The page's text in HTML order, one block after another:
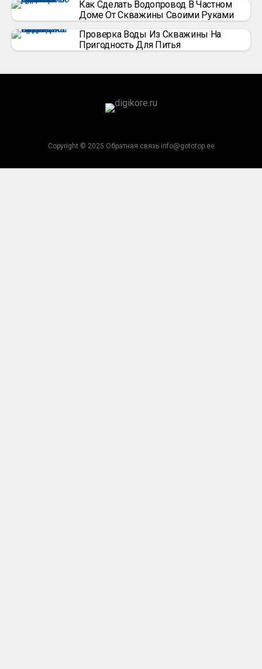
Как Сделать Водопровод В Частном
Доме От Скважины Своими Руками
Проверка Воды Из Скважины На
Пригодность Для Питья
Copyright © 2025 Обратная связь info@gototop.ee